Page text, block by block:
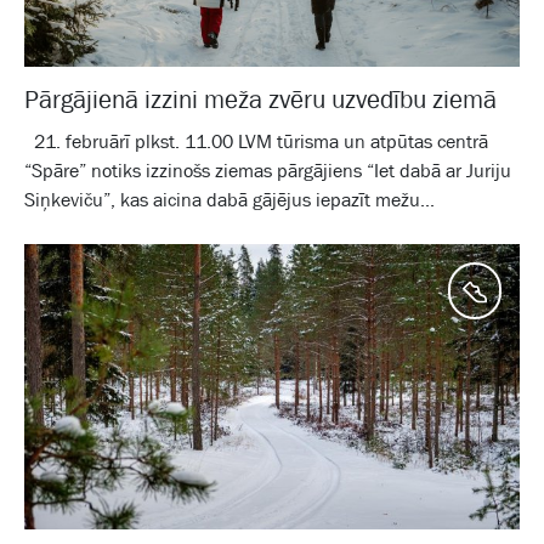
Pārgājienā izzini meža zvēru uzvedību ziemā
21. februārī plkst. 11.00 LVM tūrisma un atpūtas centrā
“Spāre” notiks izzinošs ziemas pārgājiens “Iet dabā ar Juriju
Siņkeviču”, kas aicina dabā gājējus iepazīt mežu...